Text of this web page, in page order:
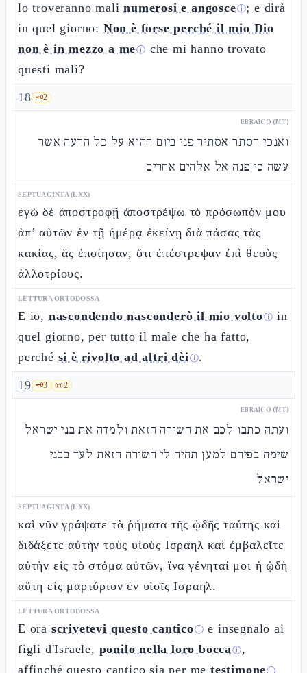
lo troveranno malinumerosi e angosceⓘ; e dirà
in quel giorno: Non è forse perché il mio Dio
non è in mezzo a meⓘ che mi hanno trovato
questi mali?
18 🗝️2
EBRAICO (MT)
ואנכי הסתר אסתיר פני ביום ההוא על כל הרעה אשר
עשה כי פנה אל אלהים אחרים
SEPTUAGINTA (LXX)
ἐγὼ δὲ ἀποστροφῇ ἀποστρέψω τὸ πρόσωπόν μου
ἀπ’ αὐτῶν ἐν τῇ ἡμέρᾳ ἐκείνῃ διὰ πάσας τὰς
κακίας, ἃς ἐποίησαν, ὅτι ἐπέστρεψαν ἐπὶ θεοὺς
ἀλλοτρίους.
LETTURA ORTODOSSA
E io, nascondendo nasconderò il mio voltoⓘ in
quel giorno, per tutto il male che ha fatto,
perché si è rivolto ad altri dèiⓘ.
19 🗝️3 📜2
EBRAICO (MT)
ועתה כתבו לכם את השירה הזאת ולמדה את בני ישראל
שימה בפיהם למען תהיה לי השירה הזאת לעד בבני
ישראל
SEPTUAGINTA (LXX)
καὶ νῦν γράψατε τὰ ῥήματα τῆς ᾠδῆς ταύτης καὶ
διδάξετε αὐτὴν τοὺς υἱοὺς Ισραηλ καὶ ἐμβαλεῖτε
αὐτὴν εἰς τὸ στόμα αὐτῶν, ἵνα γένηταί μοι ἡ ᾠδὴ
αὕτη εἰς μαρτύριον ἐν υἱοῖς Ισραηλ.
LETTURA ORTODOSSA
E ora scrivetevi questo canticoⓘ e insegnalo ai
figli d'Israele, ponilo nella loro boccaⓘ,
affinché questo cantico sia per metestimoneⓘ